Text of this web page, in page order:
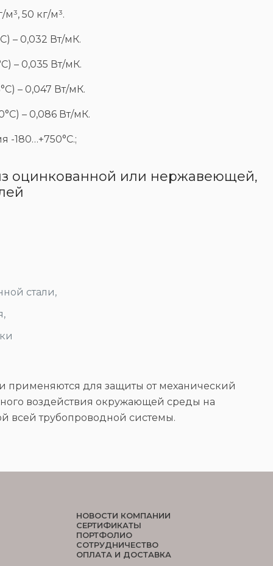
м³, 50 кг/м³.
– 0,032 Вт/мК.
– 0,035 Вт/мК.
– 0,047 Вт/мК.
– 0,086 Вт/мК.
-180…+750°C.;
оцинкованной или нержавеющей,
стали,
применяются для защиты от механический
воздействия окружающей среды на
всей трубопроводной системы.
НОВОСТИ КОМПАНИИ
СЕРТИФИКАТЫ
ПОРТФОЛИО
СОТРУДНИЧЕСТВО
ОПЛАТА И ДОСТАВКА